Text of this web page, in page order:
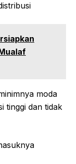
moda
tinggi dan tidak